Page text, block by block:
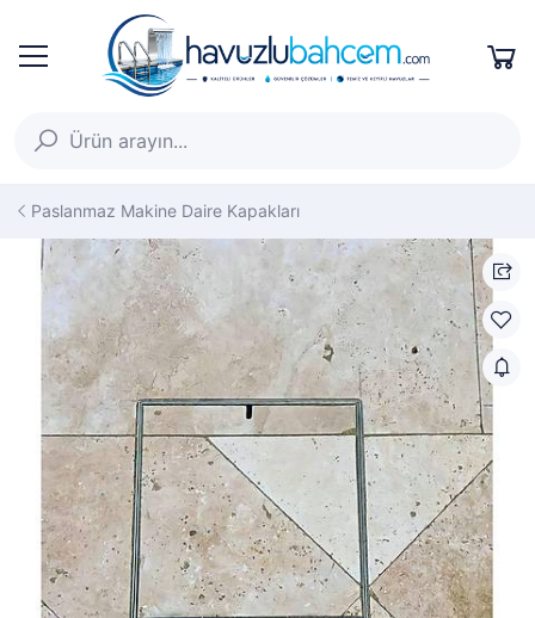
Paslanmaz Makine Daire Kapakları